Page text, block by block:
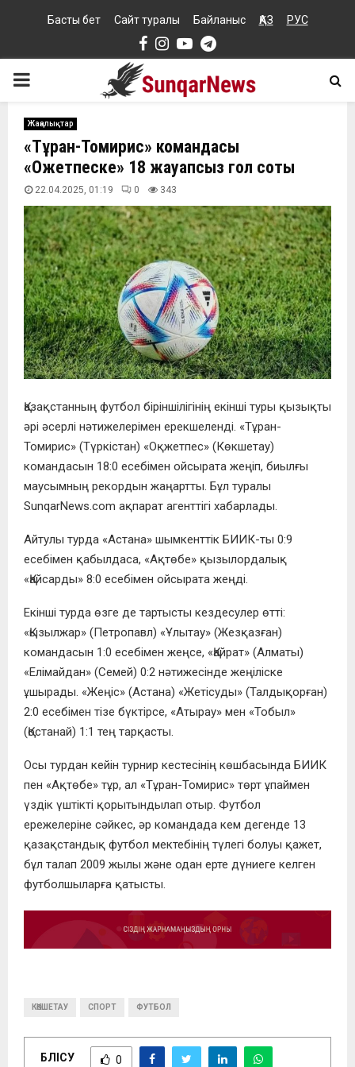
Басты бет Сайт туралы Байланыс ҚАЗ РУС
Facebook
Instagram
YoutubeTelegram
PRIMARY
MENU
Жаңалықтар
«Тұран-Томирис» командасы
«Оқжетпеске» 18 жауапсыз гол соқты
22.04.2025, 01:19 0 343
Қазақстанның футбол біріншілігінің екінші туры қызықты
әрі әсерлі нәтижелерімен ерекшеленді. «Тұран-
Томирис» (Түркістан) «Оқжетпес» (Көкшетау)
командасын 18:0 есебімен ойсырата жеңіп, биылғы
маусымның рекордын жаңартты. Бұл туралы
SunqarNews.com ақпарат агенттігі хабарлады.
Айтулы турда «Астана» шымкенттік БИИК-ты 0:9
есебімен қабылдаса, «Ақтөбе» қызылордалық
«Қайсарды» 8:0 есебімен ойсырата жеңді.
Екінші турда өзге де тартысты кездесулер өтті:
«Қызылжар» (Петропавл) «Ұлытау» (Жезқазған)
командасын 1:0 есебімен жеңсе, «Қайрат» (Алматы)
«Елімайдан» (Семей) 0:2 нәтижесінде жеңіліске
ұшырады. «Жеңіс» (Астана) «Жетісуды» (Талдықорған)
2:0 есебімен тізе бүктірсе, «Атырау» мен «Тобыл»
(Қостанай) 1:1 тең тарқасты.
Осы турдан кейін турнир кестесінің көшбасында БИИК
пен «Ақтөбе» тұр, ал «Тұран-Томирис» төрт ұпаймен
үздік үштікті қорытындылап отыр. Футбол
ережелеріне сәйкес, әр командада кем дегенде 13
қазақстандық футбол мектебінің түлегі болуы қажет,
бұл талап 2009 жылы және одан ерте дүниеге келген
футболшыларға қатысты.
КӨКШЕТАУ СПОРТ ФУТБОЛ
БӨЛІСУ 0